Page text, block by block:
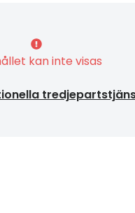
kan inte visas